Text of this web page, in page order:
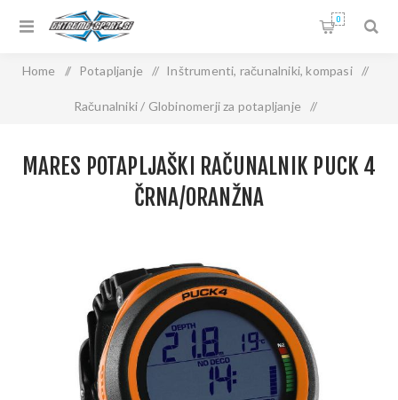
0
Home / Potapljanje / Inštrumenti, računalniki, kompasi /
Računalniki / Globinomerji za potapljanje /
MARES POTAPLJAŠKI RAČUNALNIK PUCK 4
ČRNA/ORANŽNA